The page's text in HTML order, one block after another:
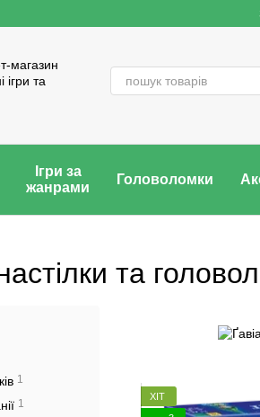
Ігри за
жанрами
Головоломки
та
ХІТ
1
1